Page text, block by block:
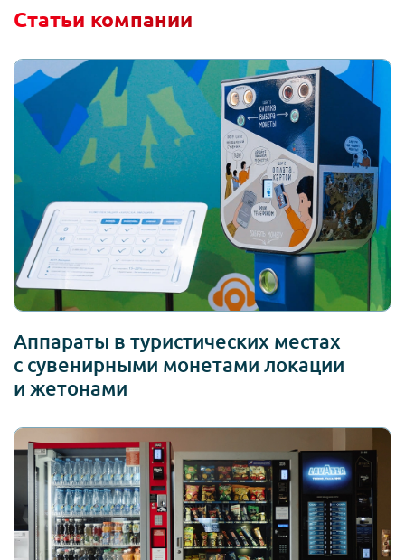
Статьи компании
Аппараты в туристических местах
с сувенирными монетами локации
и жетонами